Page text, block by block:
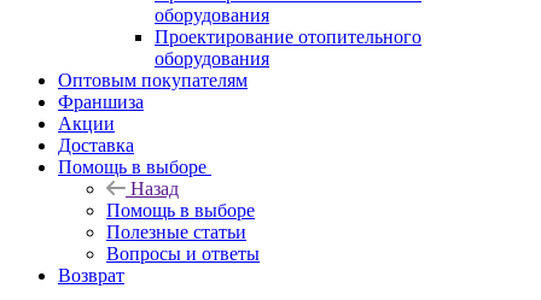
оборудования
Проектирование отопительного
оборудования
Оптовым покупателям
Франшиза
Акции
Доставка
Помощь в выборе
Назад
Помощь в выборе
Полезные статьи
Вопросы и ответы
Возврат